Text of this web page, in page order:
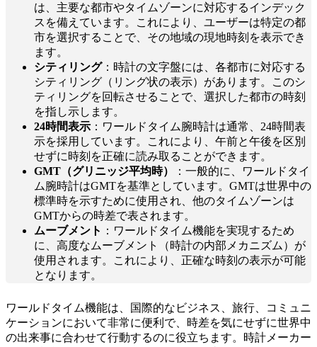
は、主要な都市やタイムゾーンに対応するインデック
スを備えています。これにより、ユーザーは特定の都
市を選択することで、その地域の現地時刻を表示でき
ます。
シティリング：時計の文字盤には、各都市に対応する
シティリング（リング状の表示）があります。このシ
ティリングを回転させることで、選択した都市の時刻
を指し示します。
24時間表示 ：ワールドタイム腕時計は通常、24時間表
示を採用しています。これにより、午前と午後を区別
せずに時刻を正確に読み取ることができます。
GMT（グリニッジ平均時）
：一般的に、ワールドタイ
ム腕時計はGMTを基準としています。GMTは世界中の
標準時を示すために使用され、他のタイムゾーンは
GMTからの時差で表されます。
ムーブメント ：ワールドタイム機能を実現するため
に、高度なムーブメント（時計の内部メカニズム）が
使用されます。これにより、正確な時刻の表示が可能
となります。
ワールドタイム機能は、国際的なビジネス、旅行、コミュニ
ケーションにおいて非常に便利で、時差を気にせずに世界中
の出来事に合わせて行動するのに役立ちます。時計メーカー